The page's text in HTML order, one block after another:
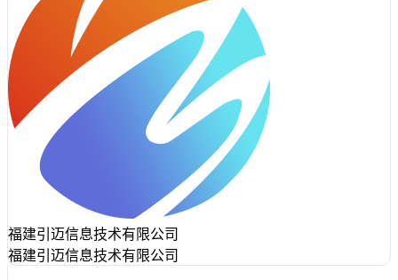
福建引迈信息技术有限公司
福建引迈信息技术有限公司